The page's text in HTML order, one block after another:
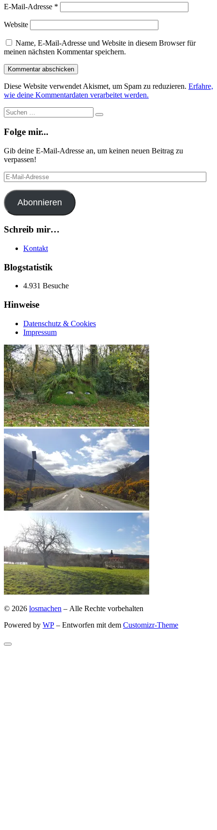
E-Mail-Adresse *
Website
Name, E-Mail-Adresse und Website in diesem Browser für
meinen nächsten Kommentar speichern.
Diese Website verwendet Akismet, um Spam zu reduzieren. Erfahre,
wie deine Kommentardaten verarbeitet werden.
Suche
Suchen
Folge mir...
Gib deine E-Mail-Adresse an, um keinen neuen Beitrag zu
verpassen!
E-
Mail-
Adresse
Abonnieren
Schreib mir…
Kontakt
Blogstatistik
4.931 Besuche
Hinweise
Datenschutz & Cookies
Impressum
© 2026 losmachen – Alle Rechte vorbehalten
Powered by WP – Entworfen mit dem Customizr-Theme